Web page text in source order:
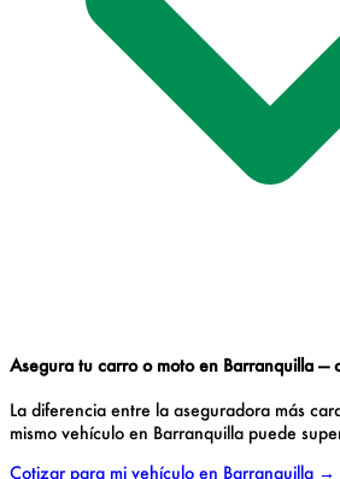
Asegura tu carro o moto en Barranquilla —
La diferencia entre la aseguradora más
mismo vehículo en Barranquilla puede
Cotizar para mi vehículo en Barranquilla →